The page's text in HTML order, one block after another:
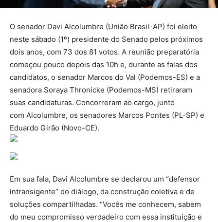
O senador Davi Alcolumbre (União Brasil-AP) foi eleito
neste sábado (1º) presidente do Senado pelos próximos
dois anos, com 73 dos 81 votos. A reunião preparatória
começou pouco depois das 10h e, durante as falas dos
candidatos, o senador Marcos do Val (Podemos-ES) e a
senadora Soraya Thronicke (Podemos-MS) retiraram
suas candidaturas. Concorreram ao cargo, junto
com Alcolumbre, os senadores Marcos Pontes (PL-SP) e
Eduardo Girão (Novo-CE).
Em sua fala, Davi Alcolumbre se declarou um “defensor
intransigente” do diálogo, da construção coletiva e de
soluções compartilhadas. “Vocês me conhecem, sabem
do meu compromisso verdadeiro com essa instituição e